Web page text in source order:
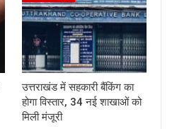
उत्तराखंड में सहकारी बैंकिंग का
होगा विस्तार, 34 नई शाखाओं को
मिली मंजूरी